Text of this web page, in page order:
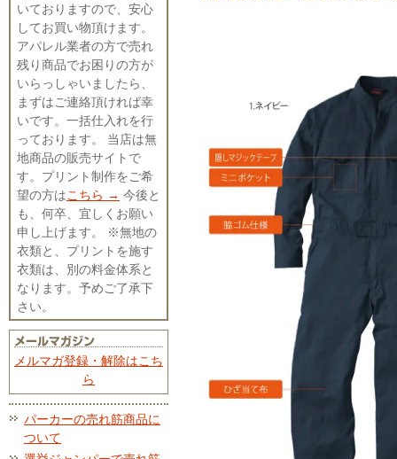
いておりますので、安心
してお買い物頂けます。
アパレル業者の方で売れ
残り商品でお困りの方が
いらっしゃいましたら、
まずはご連絡頂ければ幸
いです。一括仕入れを行
っております。 当店は無
地商品の販売サイトで
す。プリント制作をご希
望の方はこちら → 今後と
も、何卒、宜しくお願い
申し上げます。 ※無地の
衣類と、プリントを施す
衣類は、別の料金体系と
なります。予めご了承下
さい。
メルマガ登録・解除はこち
ら
パーカーの売れ筋商品に
ついて